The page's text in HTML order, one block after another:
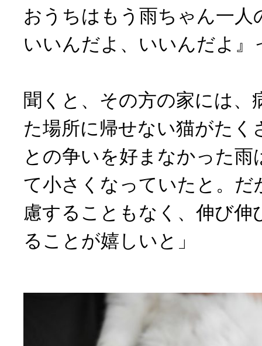
おうちはもう雨ちゃん一人
いいんだよ、いいんだよ』
聞くと、その方の家には、
た場所に帰せない猫がたく
との争いを好まなかった雨
て小さくなっていたと。だ
慮することもなく、伸び伸
ることが嬉しいと」